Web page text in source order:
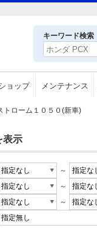
キーワード検索
ョップ メンテナンス
トローム１０５０(新車)
表示
～
～
～